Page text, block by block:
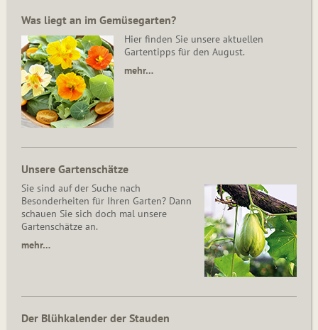
Was liegt an im Gemüsegarten?
Hier finden Sie unsere aktuellen
Gartentipps für den August.
mehr…
Unsere Gartenschätze
Sie sind auf der Suche nach
Besonderheiten für Ihren Garten? Dann
schauen Sie sich doch mal unsere
Gartenschätze an.
mehr…
Der Blühkalender der Stauden